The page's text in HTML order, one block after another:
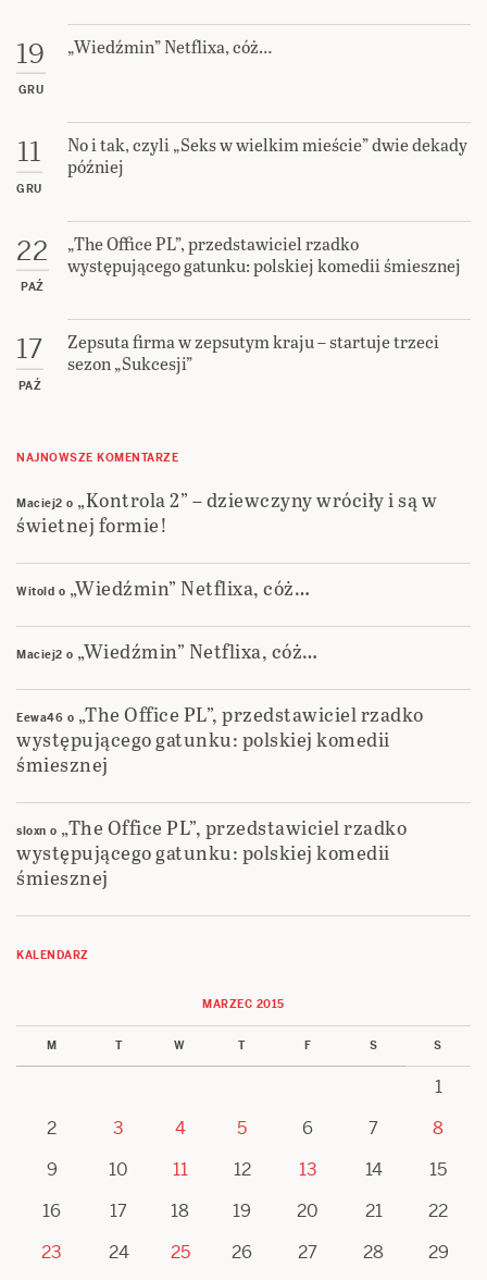
19
GRU
„Wiedźmin” Netflixa, cóż…
11
GRU
No i tak, czyli „Seks w wielkim mieście” dwie dekady
później
22
PAŹ
„The Office PL”, przedstawiciel rzadko
występującego gatunku: polskiej komedii śmiesznej
17
PAŹ
Zepsuta firma w zepsutym kraju – startuje trzeci
sezon „Sukcesji”
NAJNOWSZE KOMENTARZE
Maciej2 o „Kontrola 2” – dziewczyny wróciły i są w
świetnej formie!
Witold o „Wiedźmin” Netflixa, cóż…
Maciej2 o „Wiedźmin” Netflixa, cóż…
Eewa46 o „The Office PL”, przedstawiciel rzadko
występującego gatunku: polskiej komedii
śmiesznej
sloxn o „The Office PL”, przedstawiciel rzadko
występującego gatunku: polskiej komedii
śmiesznej
KALENDARZ
MARZEC 2015
M T W T F S S
1
2
3 4 5 6 7
8
9
10 11 12 13 14
15
16
17 18 19 20 21
22
23
24 25 26 27 28
29